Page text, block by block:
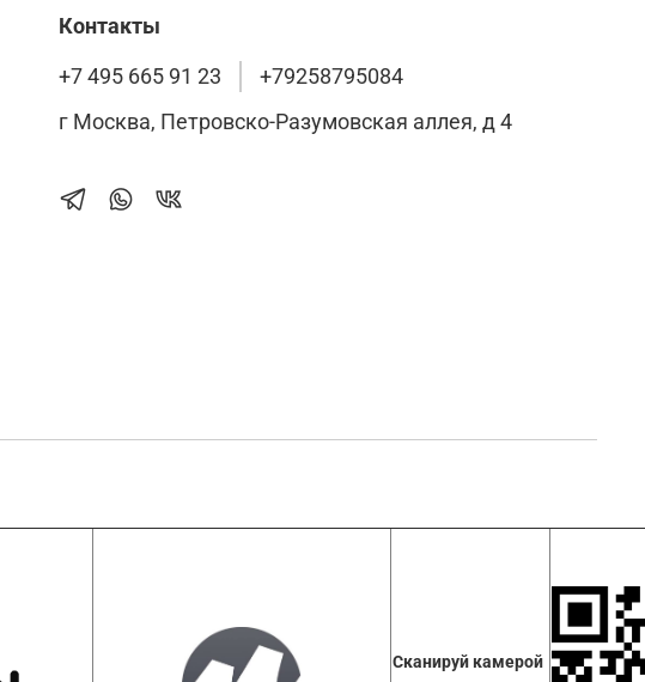
Контакты
+7 495 665 91 23
+79258795084
г Москва, Петровско-Разумовская аллея, д 4
Сканируй камерой